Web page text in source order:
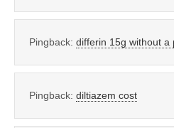
Pingback: differin 15g without a
Pingback: diltiazem cost